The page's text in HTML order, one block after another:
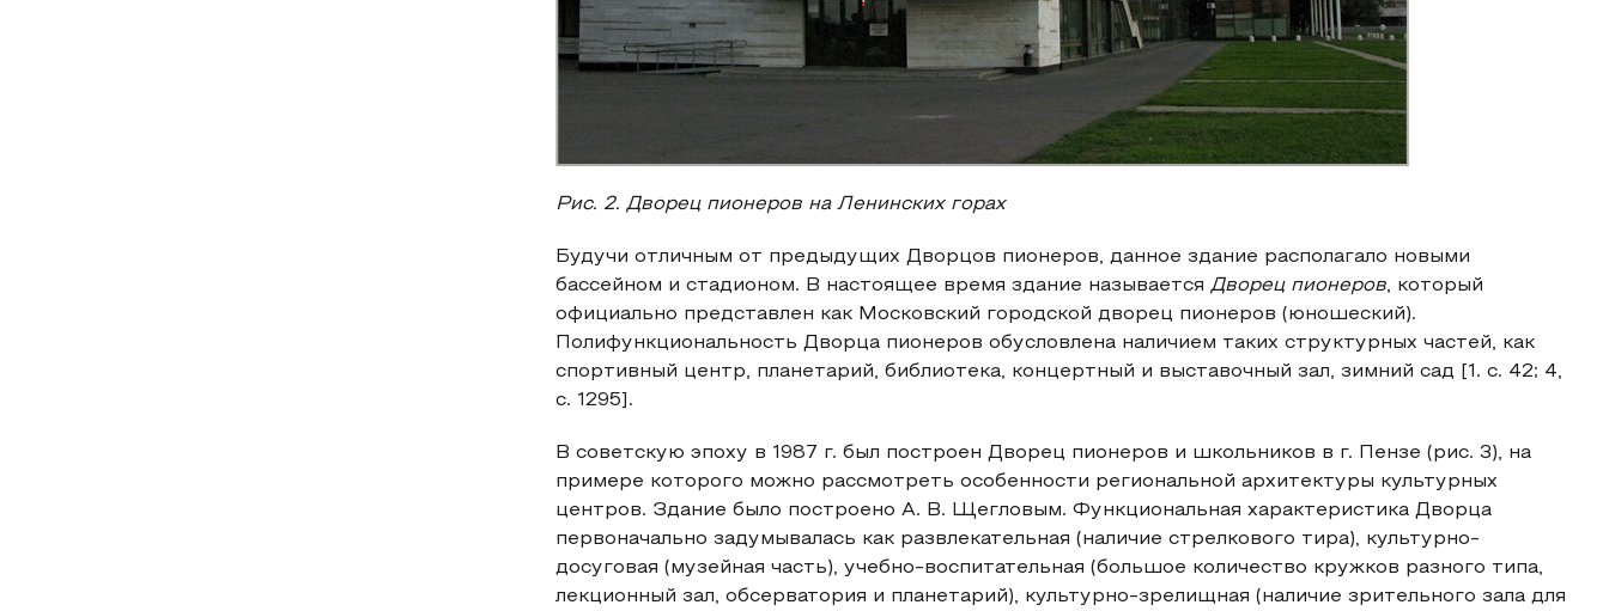
Рис. 2. Дворец пионеров на Ленинских горах
Будучи отличным от предыдущих Дворцов пионеров, данное здание располагало новыми
бассейном и стадионом. В настоящее время здание называется Дворец пионеров, который
официально представлен как Московский городской дворец пионеров (юношеский).
Полифункциональность Дворца пионеров обусловлена наличием таких структурных частей, как
спортивный центр, планетарий, библиотека, концертный и выставочный зал, зимний сад [1. с. 42; 4,
с. 1295].
В советскую эпоху в 1987 г. был построен Дворец пионеров и школьников в г. Пензе (рис. 3), на
примере которого можно рассмотреть особенности региональной архитектуры культурных
центров. Здание было построено А. В. Щегловым. Функциональная характеристика Дворца
первоначально задумывалась как развлекательная (наличие стрелкового тира), культурно-
досуговая (музейная часть), учебно-воспитательная (большое количество кружков разного типа,
лекционный зал, обсерватория и планетарий), культурно-зрелищная (наличие зрительного зала для